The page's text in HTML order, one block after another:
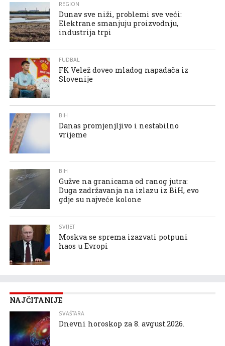
REGION
Dunav sve niži, problemi sve veći:
Elektrane smanjuju proizvodnju,
industrija trpi
FUDBAL
FK Velež doveo mladog napadača iz
Slovenije
BIH
Danas promjenjljivo i nestabilno
vrijeme
BIH
Gužve na granicama od ranog jutra:
Duga zadržavanja na izlazu iz BiH, evo
gdje su najveće kolone
SVIJET
Moskva se sprema izazvati potpuni
haos u Evropi
NAJČITANIJE
SVAŠTARA
Dnevni horoskop za 8. avgust.2026.